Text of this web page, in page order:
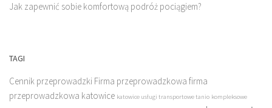
Jak zapewnić sobie komfortową podróż pociągiem?
TAGI
Cennik przeprowadzki Firma przeprowadzkowa firma
przeprowadzkowa katowice katowice usługi transportowe tanio kompleksowe